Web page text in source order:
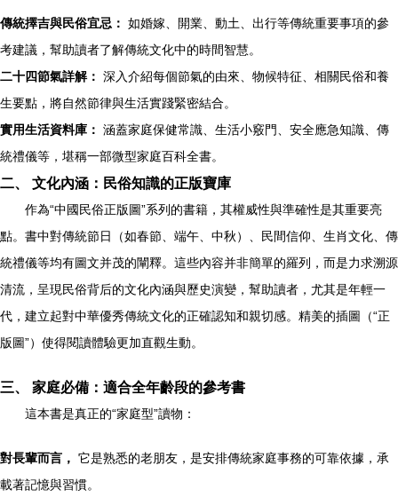
傳統擇吉與民俗宜忌： 如婚嫁、開業、動土、出行等傳統重要事項的參
考建議，幫助讀者了解傳統文化中的時間智慧。
二十四節氣詳解： 深入介紹每個節氣的由來、物候特征、相關民俗和養
生要點，將自然節律與生活實踐緊密結合。
實用生活資料庫： 涵蓋家庭保健常識、生活小竅門、安全應急知識、傳
統禮儀等，堪稱一部微型家庭百科全書。
二、 文化內涵：民俗知識的正版寶庫
作為“中國民俗正版圖”系列的書籍，其權威性與準確性是其重要亮
點。書中對傳統節日（如春節、端午、中秋）、民間信仰、生肖文化、傳
統禮儀等均有圖文并茂的闡釋。這些內容并非簡單的羅列，而是力求溯源
清流，呈現民俗背后的文化內涵與歷史演變，幫助讀者，尤其是年輕一
代，建立起對中華優秀傳統文化的正確認知和親切感。精美的插圖（“正
版圖”）使得閱讀體驗更加直觀生動。
三、 家庭必備：適合全年齡段的參考書
這本書是真正的“家庭型”讀物：
對長輩而言， 它是熟悉的老朋友，是安排傳統家庭事務的可靠依據，承
載著記憶與習慣。